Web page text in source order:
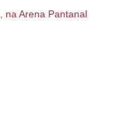
na Arena Pantanal